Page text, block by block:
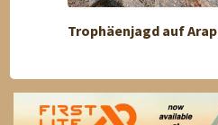
Trophäenjagd auf